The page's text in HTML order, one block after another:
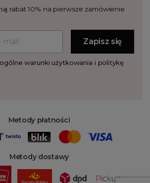
Metody płatności
Metody dostawy
rabat 10% na pierwsze zamówienie
warunki użytkowania i politykę